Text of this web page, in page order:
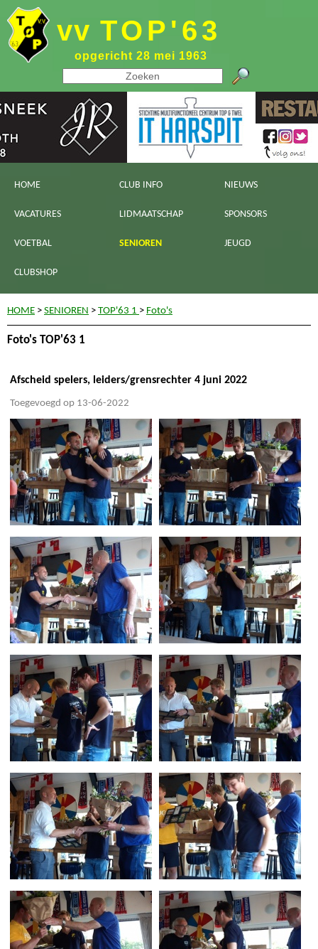
vv TOP'63
opgericht 28 mei 1963
HOME CLUB INFO NIEUWS
VACATURES LIDMAATSCHAP SPONSORS
VOETBAL SENIOREN JEUGD
CLUBSHOP
HOME > SENIOREN > TOP'63 1 > Foto's
Foto's TOP'63 1
Afscheid spelers, leiders/grensrechter 4 juni 2022
Toegevoegd op 13-06-2022